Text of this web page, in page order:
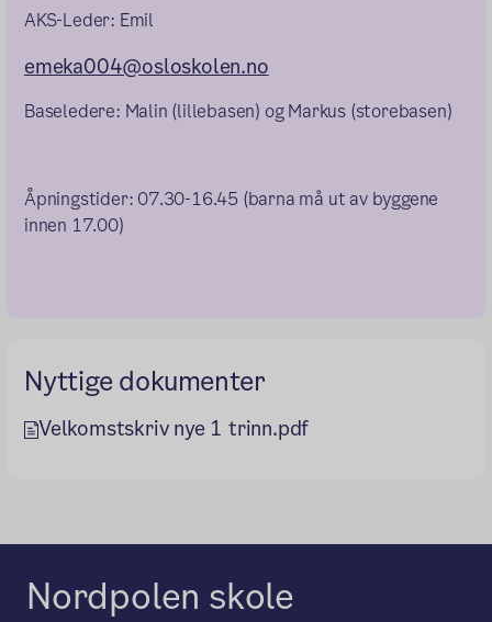
AKS-Leder: Emil
emeka004@osloskolen.no
Baseledere: Malin (lillebasen) og Markus (storebasen)
Åpningstider: 07.30-16.45 (barna må ut av byggene
innen 17.00)
Nyttige dokumenter
Velkomstskriv nye 1 trinn.pdf
Nordpolen skole